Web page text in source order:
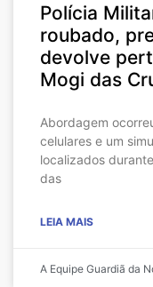
Polícia
roubado,
devolve
Mogi das
Abordagem
celulares e um
localizados
das
LEIA MAIS
A Equipe Guardiã da